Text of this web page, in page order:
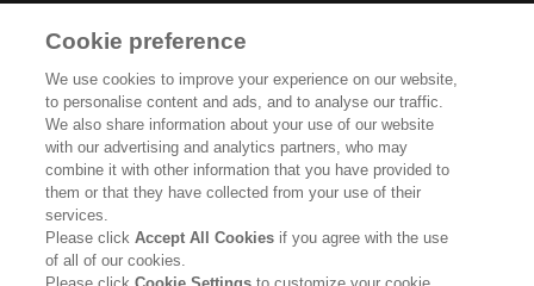
トップ
企業概要・沿革
製品カタログ
Cookie preference
We use cookies to improve your experience on our website,
to personalise content and ads, and to analyse our traffic.
We also share information about your use of our website
with our advertising and analytics partners, who may
combine it with other information that you have provided to
them or that they have collected from your use of their
services.
Please clickAccept All Cookies if you agree with the use
of all of our cookies.